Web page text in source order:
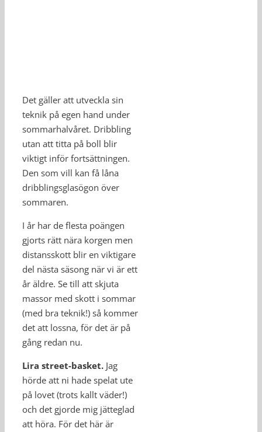
Det gäller att utveckla sin
teknik på egen hand under
sommarhalvåret. Dribbling
utan att titta på boll blir
viktigt inför fortsättningen.
Den som vill kan få låna
dribblingsglasögon över
sommaren.
I år har de flesta poängen
gjorts rätt nära korgen men
distansskott blir en viktigare
del nästa säsong när vi är ett
år äldre. Se till att skjuta
massor med skott i sommar
(med bra teknik!) så kommer
det att lossna, för det är på
gång redan nu.
Lira street-basket. Jag
hörde att ni hade spelat ute
på lovet (trots kallt väder!)
och det gjorde mig jätteglad
att höra. För det här är